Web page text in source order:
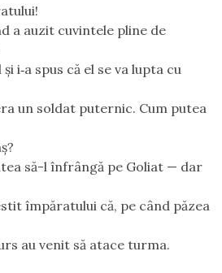
a auzit cuvintele pline de
i‑a spus că el se va lupta cu
un soldat puternic. Cum putea
să-l înfrângă pe Goliat — dar
împăratului că, pe când păzea
au venit să atace turma.